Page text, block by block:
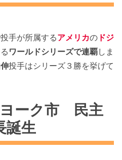
投手が所属するアメリカの ドジ
ワールドシリーズで連覇しま
投手はシリーズ３勝を挙げて
ーク市 民主
誕生